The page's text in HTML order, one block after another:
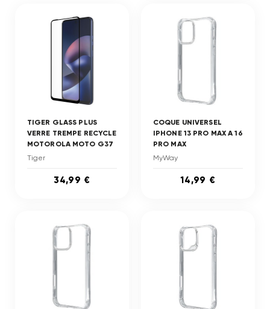
TIGER GLASS PLUS
VERRE TREMPE RECYCLE
MOTOROLA MOTO G37
Tiger
34,99 €
COQUE UNIVERSEL
IPHONE 13 PRO MAX A 16
PRO MAX
MyWay
14,99 €